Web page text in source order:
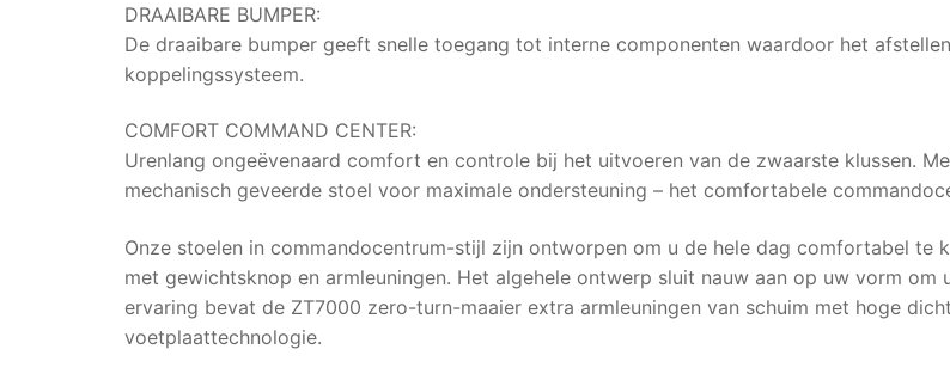
DRAAIBARE BUMPER:
De draaibare bumper geeft snelle toegang tot interne componenten waardoor het
koppelingssysteem.
COMFORT COMMAND CENTER:
Urenlang ongeëvenaard comfort en controle bij het uitvoeren van de zwaarste klussen.
mechanisch geveerde stoel voor maximale ondersteuning – het comfortabele
Onze stoelen in commandocentrum-stijl zijn ontworpen om u de hele dag comfortabel te
met gewichtsknop en armleuningen. Het algehele ontwerp sluit nauw aan op uw vorm
ervaring bevat de ZT7000 zero-turn-maaier extra armleuningen van schuim met hoge
voetplaattechnologie.